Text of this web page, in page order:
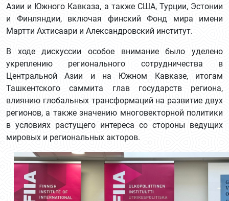
Азии и Южного Кавказа, а также США, Турции, Эстонии
и Финляндии, включая финский Фонд мира имени
Мартти Ахтисаари и Александровский институт.
В ходе дискуссии особое внимание было уделено
укреплению регионального сотрудничества в
Центральной Азии и на Южном Кавказе, итогам
Ташкентского саммита глав государств региона,
влиянию глобальных трансформаций на развитие двух
регионов, а также значению многовекторной политики
в условиях растущего интереса со стороны ведущих
мировых и региональных акторов.